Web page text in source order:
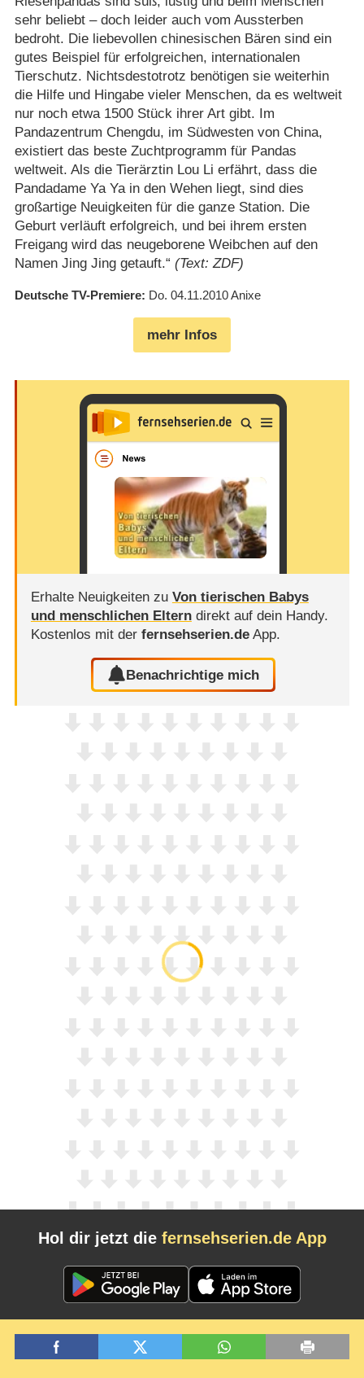
sehr beliebt – doch leider auch vom Aussterben
bedroht. Die liebevollen chinesischen Bären sind ein
gutes Beispiel für erfolgreichen, internationalen
Tierschutz. Nichtsdestotrotz benötigen sie weiterhin
die Hilfe und Hingabe vieler Menschen, da es weltweit
nur noch etwa 1500 Stück ihrer Art gibt. Im
Pandazentrum Chengdu, im Südwesten von China,
existiert das beste Zuchtprogramm für Pandas
weltweit. Als die Tierärztin Lou Li erfährt, dass die
Pandadame Ya Ya in den Wehen liegt, sind dies
großartige Neuigkeiten für die ganze Station. Die
Geburt verläuft erfolgreich, und bei ihrem ersten
Freigang wird das neugeborene Weibchen auf den
Namen Jing Jing getauft.“ (Text: ZDF)
Deutsche TV-Premiere Do. 04.11.2010Anixe
mehr Infos
Erhalte Neuigkeiten zu Von tierischen Babys
und menschlichen Elterndirekt auf dein Handy.
Kostenlos mit der fernsehserien.deApp.
Benachrichtige mich
Hol dir jetzt die fernsehserien.de App